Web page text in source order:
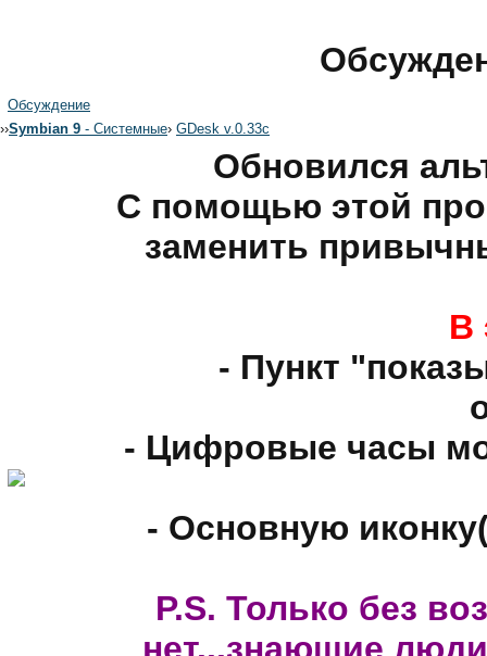
Обсуждение
››Symbian 9 - Системные› GDesk v.0.33c
Обновился
С помощью этой
заменить
В
- Пункт
- Цифровые часы
- Основную
P.S. Только без